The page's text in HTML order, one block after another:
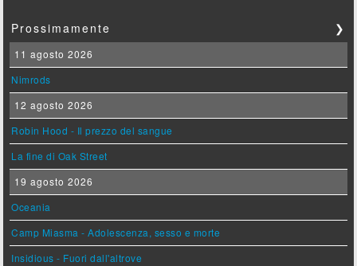
Prossimamente ❯
11 agosto 2026
Nimrods
12 agosto 2026
Robin Hood - Il prezzo del sangue
La fine di Oak Street
19 agosto 2026
Oceania
Camp Miasma - Adolescenza, sesso e morte
Insidious - Fuori dall'altrove